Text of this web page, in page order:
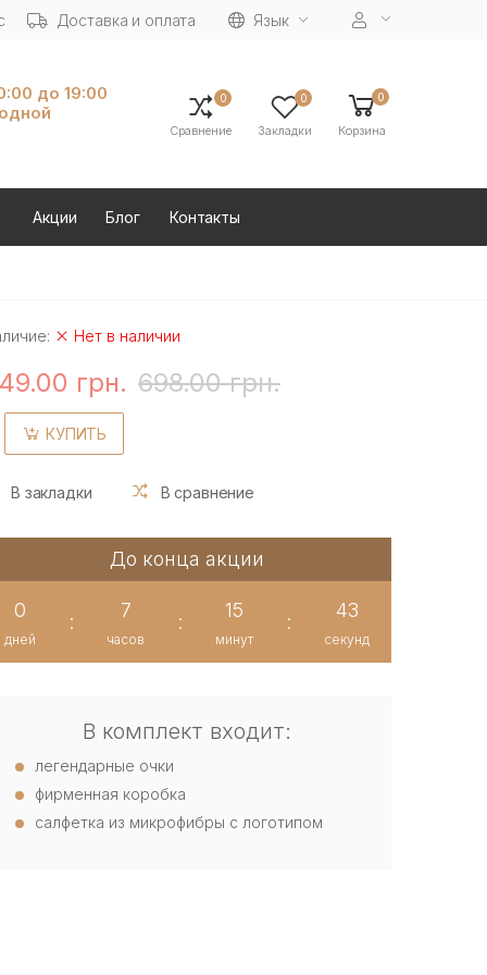
Доставка и оплата Язык
до 19:00
0
Сравнение
0
Закладки
0
Корзина
Акции Блог Контакты
Нет в наличии
грн. 698.00 грн.
КУПИТЬ
В закладки В сравнение
До конца акции
0
дней
:
7
часов
:
15
минут
:
42
секунд
В комплект входит:
легендарные очки
фирменная коробка
салфетка из микрофибры с логотипом